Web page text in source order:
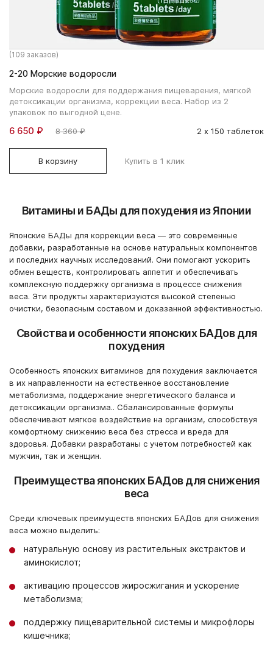
(109 заказов)
2-20 Морские водоросли
Морские водоросли для поддержания пищеварения, мягкой
детоксикации организма, коррекции веса. Набор из 2
упаковок по выгодной цене.
6 650 ₽ 8 360 ₽ 2 х 150 таблеток
В корзину Купить в 1 клик
Витамины и БАДы для похудения из Японии
Японские БАДы для коррекции веса — это современные
добавки, разработанные на основе натуральных компонентов
и последних научных исследований. Они помогают ускорить
обмен веществ, контролировать аппетит и обеспечивать
комплексную поддержку организма в процессе снижения
веса. Эти продукты характеризуются высокой степенью
очистки, безопасным составом и доказанной эффективностью.
Свойства и особенности японских БАДов для
похудения
Особенность японских витаминов для похудения заключается
в их направленности на естественное восстановление
метаболизма, поддержание энергетического баланса и
детоксикации организма.. Сбалансированные формулы
обеспечивают мягкое воздействие на организм, способствуя
комфортному снижению веса без стресса и вреда для
здоровья. Добавки разработаны с учетом потребностей как
мужчин, так и женщин.
Преимущества японских БАДов для снижения
веса
Среди ключевых преимуществ японских БАДов для снижения
веса можно выделить:
натуральную основу из растительных экстрактов и
аминокислот;
активацию процессов жиросжигания и ускорение
метаболизма;
поддержку пищеварительной системы и микрофлоры
кишечника;